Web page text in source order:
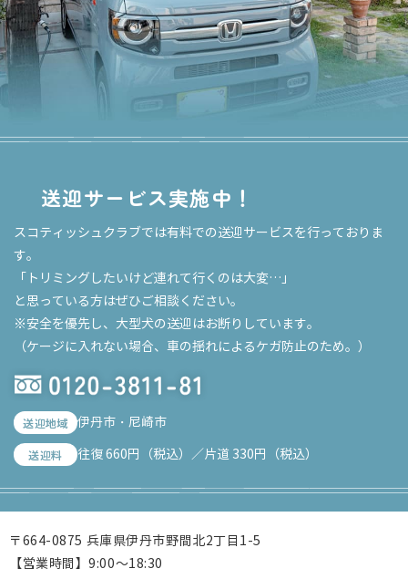
送迎サービス実施中！
スコティッシュクラブでは有料での送迎サービスを行っておりま
す。
「トリミングしたいけど連れて行くのは大変…」
と思っている方はぜひご相談ください。
※安全を優先し、大型犬の送迎はお断りしています。
（ケージに入れない場合、車の揺れによるケガ防止のため。）
送迎地域 伊丹市・尼崎市
送迎料 往復 660円（税込）／片道 330円（税込）
〒664-0875 兵庫県伊丹市野間北2丁目1-5
【営業時間】9:00～18:30